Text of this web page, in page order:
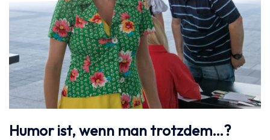
Humor ist, wenn man trotzdem…?